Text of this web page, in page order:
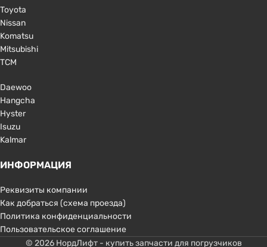
Toyota
Nissan
Komatsu
Mitsubishi
TCM
Daewoo
Hangcha
Hyster
Isuzu
Kalmar
ИНФОРМАЦИЯ
Реквизиты компании
Как добраться (схема проезда)
Политика конфиденциальности
Пользовательское соглашение
© 2026 НордЛифт - купить запчасти для погрузчиков